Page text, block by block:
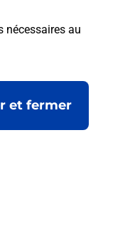
nécessaires au
et fermer